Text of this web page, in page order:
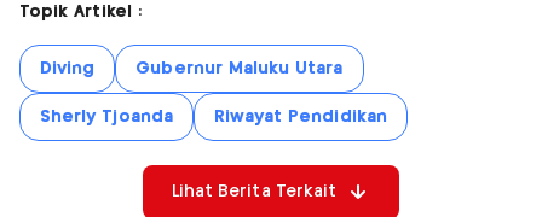
Topik Artikel :
Diving Gubernur Maluku Utara
Sherly Tjoanda Riwayat Pendidikan
Lihat Berita Terkait